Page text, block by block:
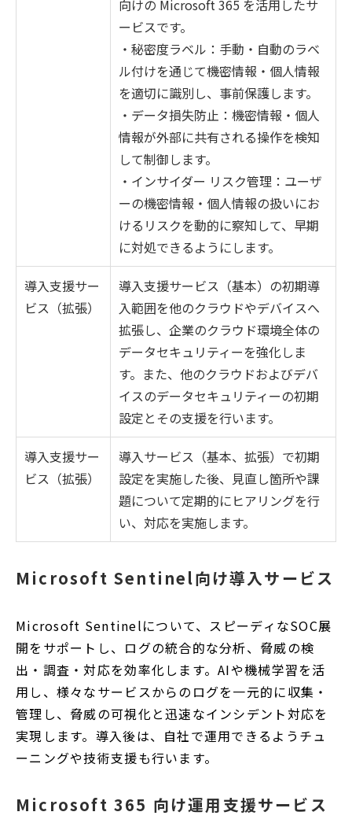
向けの Microsoft 365 を活用したサ
ービスです。
・秘密度ラベル：手動・自動のラベ
ル付けを通じて機密情報・個人情報
を適切に識別し、事前保護します。
・データ損失防止：機密情報・個人
情報が外部に共有される操作を検知
して制御します。
・インサイダー リスク管理：ユーザ
ーの機密情報・個人情報の扱いにお
けるリスクを動的に察知して、早期
に対処できるようにします。
導入支援サー
ビス（拡張）
導入支援サービス（基本）の初期導
入範囲を他のクラウドやデバイスへ
拡張し、企業のクラウド環境全体の
データセキュリティーを強化しま
す。また、他のクラウドおよびデバ
イスのデータセキュリティーの初期
設定とその支援を行います。
導入支援サー
ビス（拡張）
導入サービス（基本、拡張）で初期
設定を実施した後、見直し箇所や課
題について定期的にヒアリングを行
い、対応を実施します。
Microsoft Sentinel向け導入サービス
Microsoft Sentinelについて、スピーディなSOC展
開をサポートし、ログの統合的な分析、脅威の検
出・調査・対応を効率化します。AIや機械学習を活
用し、様々なサービスからのログを一元的に収集・
管理し、脅威の可視化と迅速なインシデント対応を
実現します。導入後は、自社で運用できるようチュ
ーニングや技術支援も行います。
Microsoft 365 向け運用支援サービス